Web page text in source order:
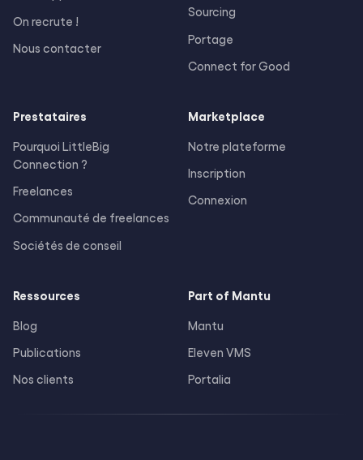
On recrute !
Nous contacter
Sourcing
Portage
Connect for Good
Prestataires
Pourquoi LittleBig
Connection ?
Freelances
Communauté de freelances
Sociétés de conseil
Marketplace
Notre plateforme
Inscription
Connexion
Ressources
Blog
Publications
Nos clients
Part of Mantu
Mantu
Eleven VMS
Portalia